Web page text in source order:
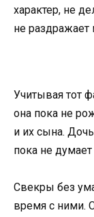
характер, не
не раздражает
Учитывая тот
она пока не
и их сына.
пока не думает
Свекры без
время с ними.